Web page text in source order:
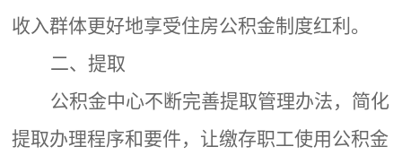
收入群体更好地享受住房公积金制度红利。
二、提取
公积金中心不断完善提取管理办法，简化
提取办理程序和要件， 让缴存职工使用公积金